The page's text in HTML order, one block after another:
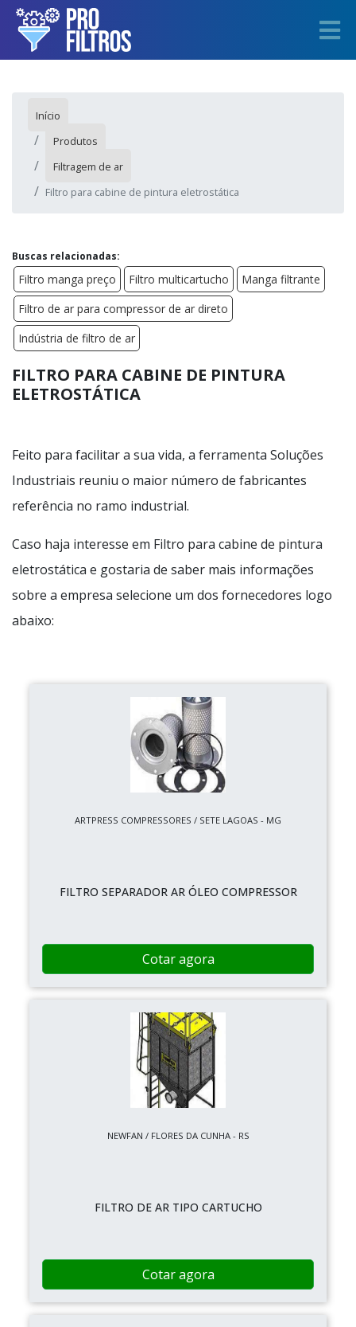
Início
Produtos
Filtragem de ar
Filtro para cabine de pintura eletrostática
Buscas relacionadas:
Filtro manga preço Filtro multicartucho
Manga filtrante
Filtro de ar para compressor de ar direto
Indústria de filtro de ar
FILTRO PARA CABINE DE PINTURA
ELETROSTÁTICA
Feito para facilitar a sua vida, a ferramenta Soluções
Industriais reuniu o maior número de fabricantes
referência no ramo industrial.
Caso haja interesse em Filtro para cabine de pintura
eletrostática e gostaria de saber mais informações
sobre a empresa selecione um dos fornecedores logo
abaixo:
ARTPRESS COMPRESSORES / SETE LAGOAS - MG
FILTRO SEPARADOR AR ÓLEO COMPRESSOR
Cotar agora
NEWFAN / FLORES DA CUNHA - RS
FILTRO DE AR TIPO CARTUCHO
Cotar agora